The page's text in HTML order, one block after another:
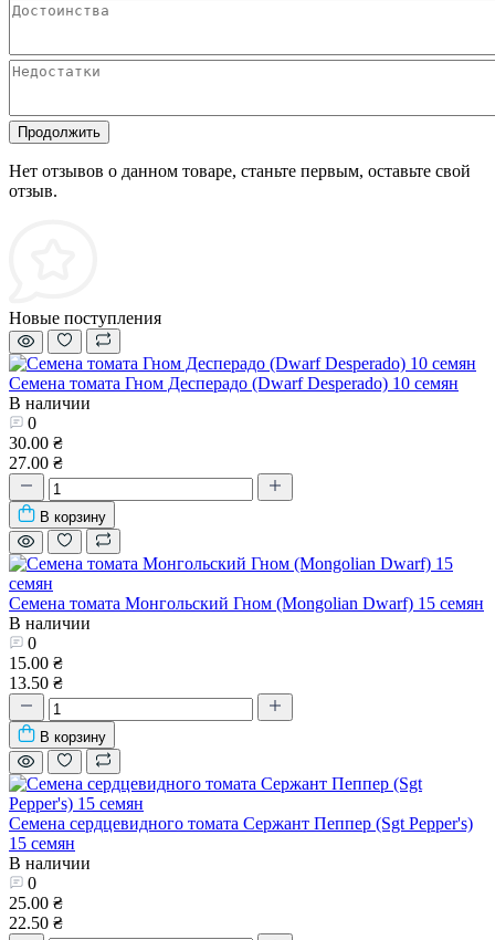
Продолжить
Нет отзывов о данном товаре, станьте первым, оставьте свой
отзыв.
Новые поступления
Семена томата Гном Десперадо (Dwarf Desperado) 10 семян
В наличии
0
30.00 ₴
27.00 ₴
В корзину
Семена томата Монгольский Гном (Mongolian Dwarf) 15 семян
В наличии
0
15.00 ₴
13.50 ₴
В корзину
Семена сердцевидного томата Сержант Пеппер (Sgt Pepper's)
15 семян
В наличии
0
25.00 ₴
22.50 ₴